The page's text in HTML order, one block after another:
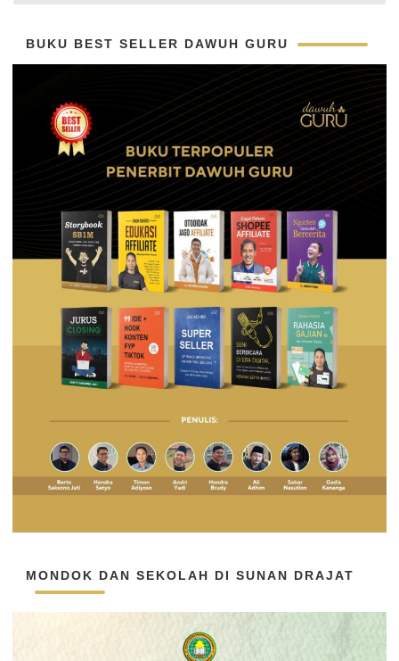
BUKU BEST SELLER DAWUH GURU
MONDOK DAN SEKOLAH DI SUNAN DRAJAT